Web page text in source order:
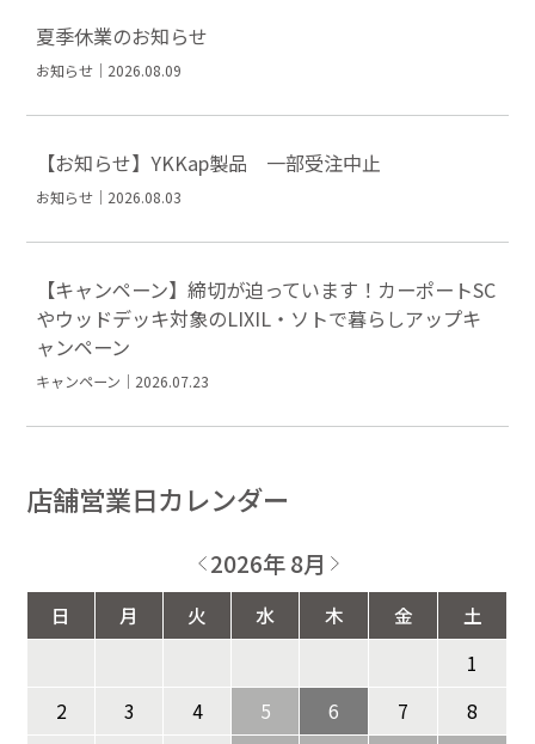
夏季休業のお知らせ
お知らせ｜2026.08.09
【お知らせ】YKKap製品 一部受注中止
お知らせ｜2026.08.03
【キャンペーン】締切が迫っています！カーポートSC
やウッドデッキ対象のLIXIL・ソトで暮らしアップキ
ャンペーン
キャンペーン｜2026.07.23
店舗営業日カレンダー
2026年 8月
日 月 火 水 木 金
土
1
2
3 4 5 6 7
8